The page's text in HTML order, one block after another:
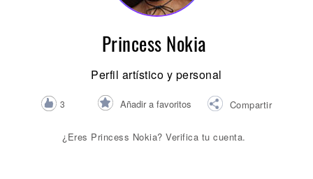
Princess Nokia
Perfil artístico y personal
3 Añadir a favoritos Compartir
¿Eres Princess Nokia? Verifica tu cuenta.